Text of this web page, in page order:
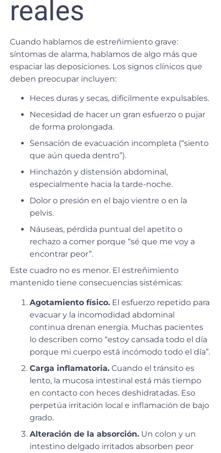
reales
Cuando hablamos de estreñimiento grave:
síntomas de alarma, hablamos de algo más que
espaciar las deposiciones. Los signos clínicos que
deben preocupar incluyen:
Heces duras y secas, difícilmente expulsables.
Necesidad de hacer un gran esfuerzo o pujar
de forma prolongada.
Sensación de evacuación incompleta (“siento
que aún queda dentro”).
Hinchazón y distensión abdominal,
especialmente hacia la tarde-noche.
Dolor o presión en el bajo vientre o en la
pelvis.
Náuseas, pérdida puntual del apetito o
rechazo a comer porque “sé que me voy a
encontrar peor”.
Este cuadro no es menor. El estreñimiento
mantenido tiene consecuencias sistémicas:
Agotamiento físico. El esfuerzo repetido para
evacuar y la incomodidad abdominal
continua drenan energía. Muchas pacientes
lo describen como “estoy cansada todo el día
porque mi cuerpo está incómodo todo el día”.
Carga inflamatoria. Cuando el tránsito es
lento, la mucosa intestinal está más tiempo
en contacto con heces deshidratadas. Eso
perpetúa irritación local e inflamación de bajo
grado.
Alteración de la absorción. Un colon y un
intestino delgado irritados absorben peor